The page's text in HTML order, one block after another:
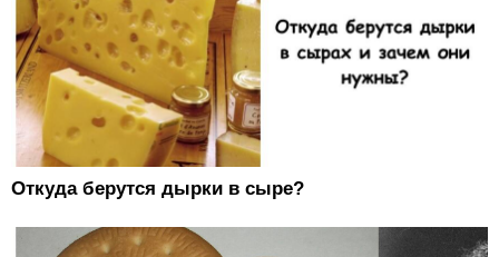
Откуда берутся дырки в сыре?